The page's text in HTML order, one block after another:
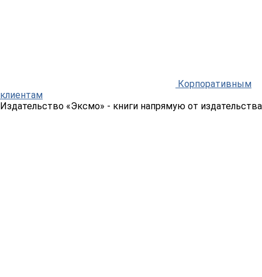
Корпоративным
клиентам
Издательство «Эксмо» - книги напрямую от издательства